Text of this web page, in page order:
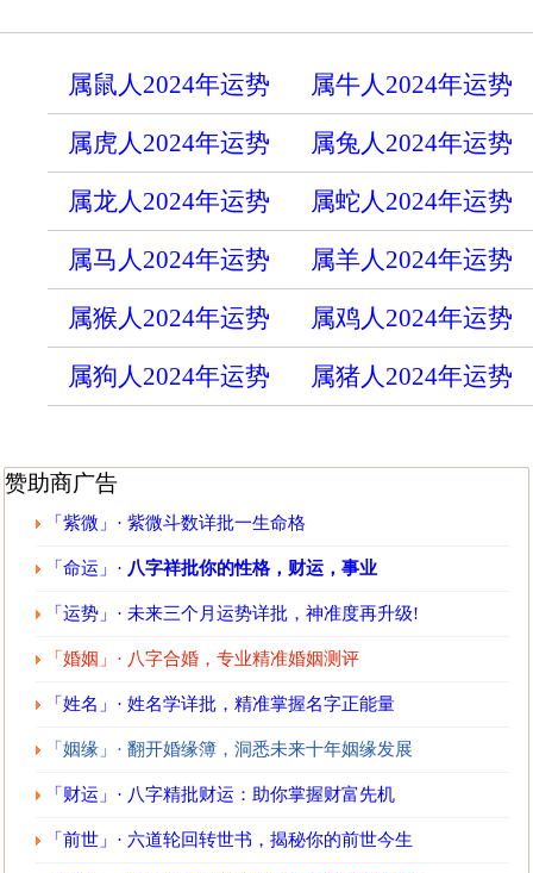
属鼠人2024年运势 属牛人2024年运势
属虎人2024年运势 属兔人2024年运势
属龙人2024年运势 属蛇人2024年运势
属马人2024年运势 属羊人2024年运势
属猴人2024年运势 属鸡人2024年运势
属狗人2024年运势 属猪人2024年运势
赞助商广告
「紫微」· 紫微斗数详批一生命格
「命运」· 八字祥批你的性格，财运，事业
「运势」· 未来三个月运势详批，神准度再升级!
「婚姻」· 八字合婚，专业精准婚姻测评
「姓名」· 姓名学详批，精准掌握名字正能量
「姻缘」· 翻开婚缘簿，洞悉未来十年姻缘发展
「财运」· 八字精批财运：助你掌握财富先机
「前世」· 六道轮回转世书，揭秘你的前世今生